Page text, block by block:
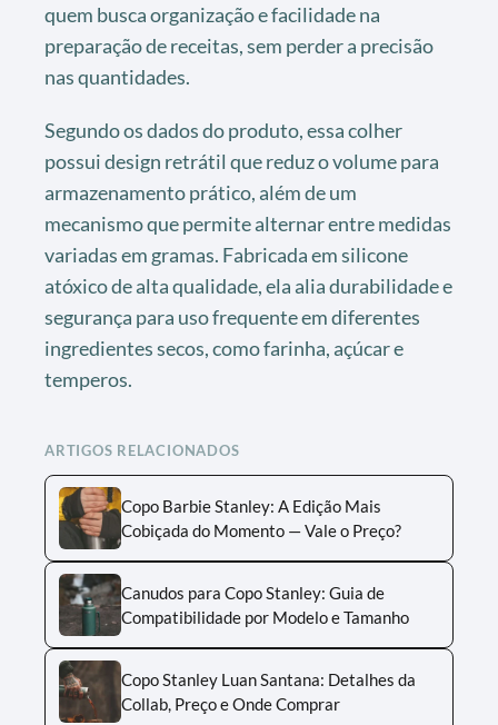
quem busca organização e facilidade na
preparação de receitas, sem perder a precisão
nas quantidades.
Segundo os dados do produto, essa colher
possui design retrátil que reduz o volume para
armazenamento prático, além de um
mecanismo que permite alternar entre medidas
variadas em gramas. Fabricada em silicone
atóxico de alta qualidade, ela alia durabilidade e
segurança para uso frequente em diferentes
ingredientes secos, como farinha, açúcar e
temperos.
ARTIGOS RELACIONADOS
Copo Barbie Stanley: A Edição Mais
Cobiçada do Momento — Vale o Preço?
Canudos para Copo Stanley: Guia de
Compatibilidade por Modelo e Tamanho
Copo Stanley Luan Santana: Detalhes da
Collab, Preço e Onde Comprar